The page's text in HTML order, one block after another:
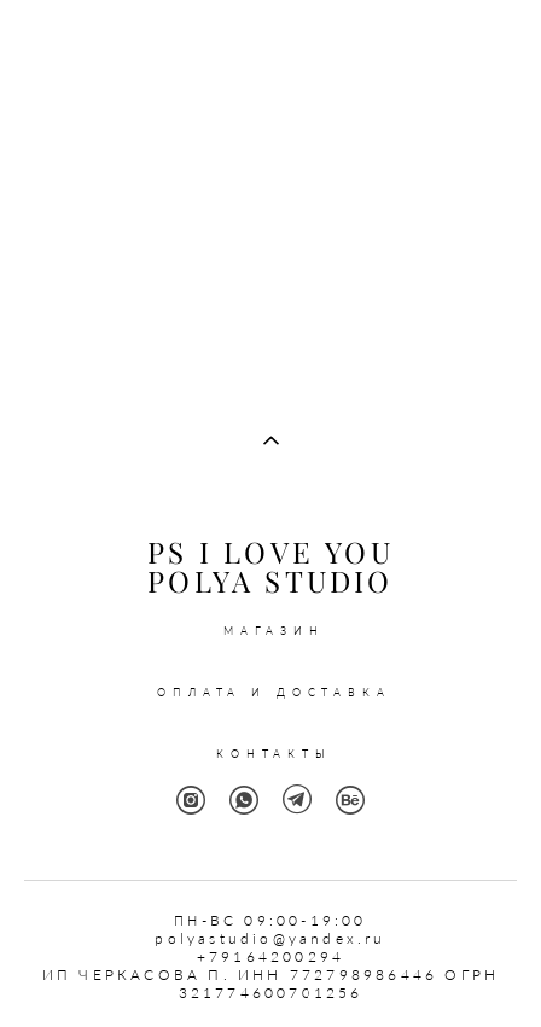
PS I LOVE YOU
POLYA STUDIO
МАГАЗИН
ОПЛАТА И ДОСТАВКА
КОНТАКТЫ
ПН -ВС 09:00-19:00
polyastudio@yandex.ru
+79164200294
ИП ЧЕРКАСОВА П. ИНН 772798986446 ОГРН
321774600701256